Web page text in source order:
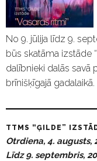
No 9. jūlija līdz 9.
būs skatāma izstāde
dalībnieki dalās savā
brīnišķīgajā gadalaikā.
TTMS “ĢILDE”
Otrdiena, 4. augusts,
Līdz 9. septembris,